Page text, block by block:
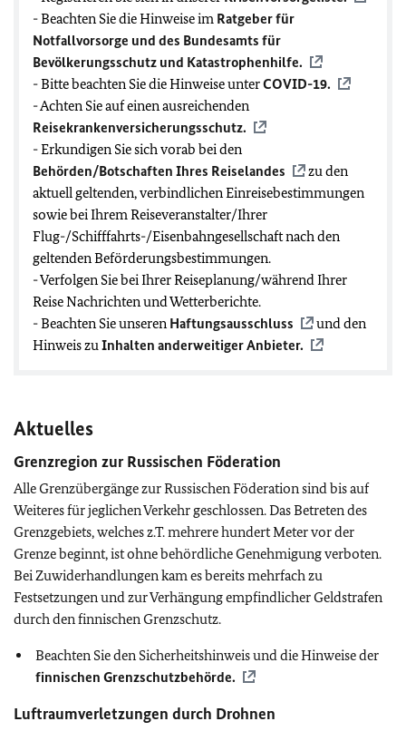
- Beachten Sie die Hinweise im Ratgeber für
Notfallvorsorge und des Bundesamts für
Bevölkerungsschutz und Katastrophenhilfe.
- Bitte beachten Sie die Hinweise unterCOVID-19.
- Achten Sie auf einen ausreichenden
Reisekrankenversicherungsschutz.
- Erkundigen Sie sich vorab bei den
Behörden/Botschaften Ihres Reiselandes
zu den
aktuell geltenden, verbindlichen Einreisebestimmungen
sowie bei Ihrem Reiseveranstalter/Ihrer
Flug-/Schifffahrts-/Eisenbahngesellschaft nach den
geltenden Beförderungsbestimmungen.
- Verfolgen Sie bei Ihrer Reiseplanung/während Ihrer
Reise Nachrichten und Wetterberichte.
- Beachten Sie unseren Haftungsausschluss
und den
Hinweis zuInhalten anderweitiger Anbieter.
Aktuelles
Grenzregion zur Russischen Föderation
Alle Grenzübergänge zur Russischen Föderation sind bis auf
Weiteres für jeglichen Verkehr geschlossen. Das Betreten des
Grenzgebiets, welches z.T. mehrere hundert Meter vor der
Grenze beginnt, ist ohne behördliche Genehmigung verboten.
Bei Zuwiderhandlungen kam es bereits mehrfach zu
Festsetzungen und zur Verhängung empfindlicher Geldstrafen
durch den finnischen Grenzschutz.
Beachten Sie den Sicherheitshinweis und die Hinweise der
finnischen Grenzschutzbehörde.
Luftraumverletzungen durch Drohnen